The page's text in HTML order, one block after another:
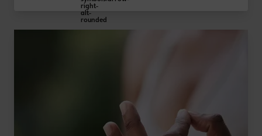
right-
alt-
rounded